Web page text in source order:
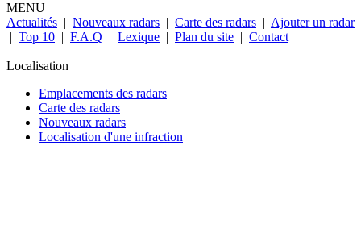
MENU
Actualités | Nouveaux radars | Carte des radars | Ajouter un radar
| Top 10 | F.A.Q | Lexique | Plan du site | Contact
Localisation
Emplacements des radars
Carte des radars
Nouveaux radars
Localisation d'une infraction